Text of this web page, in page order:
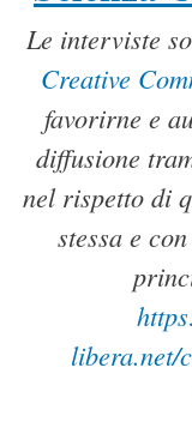
Le interviste
Creative
favorirne e
diffusione
nel rispetto di
stessa e
libera.net/